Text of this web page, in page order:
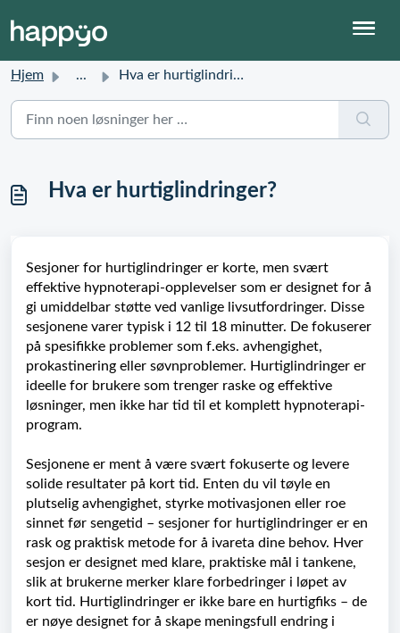
Hjem ... Hva er hurtiglindringer?
Hva er hurtiglindringer?
Sesjoner for hurtiglindringer er korte, men svært
effektive hypnoterapi-opplevelser som er designet for å
gi umiddelbar støtte ved vanlige livsutfordringer. Disse
sesjonene varer typisk i 12 til 18 minutter. De fokuserer
på spesifikke problemer som f.eks. avhengighet,
prokastinering eller søvnproblemer. Hurtiglindringer er
ideelle for brukere som trenger raske og effektive
løsninger, men ikke har tid til et komplett hypnoterapi-
program.
Sesjonene er ment å være svært fokuserte og levere
solide resultater på kort tid. Enten du vil tøyle en
plutselig avhengighet, styrke motivasjonen eller roe
sinnet før sengetid – sesjoner for hurtiglindringer er en
rask og praktisk metode for å ivareta dine behov. Hver
sesjon er designet med klare, praktiske mål i tankene,
slik at brukerne merker klare forbedringer i løpet av
kort tid. Hurtiglindringer er ikke bare en hurtigfiks – de
er nøye designet for å skape meningsfull endring i